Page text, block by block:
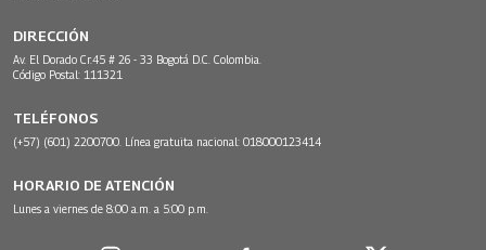
DIRECCIÓN
Av. El Dorado Cr.45 # 26 - 33 Bogotá D.C. Colombia.
Código Postal: 111321
TELÉFONOS
(+57) (601) 2200700. Línea gratuita nacional: 018000123414
HORARIO DE ATENCIÓN
Lunes a viernes de 8:00 a.m. a 5:00 p.m.